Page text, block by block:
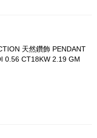
天然鑽飾 PENDANT
0.56 CT18KW 2.19 GM